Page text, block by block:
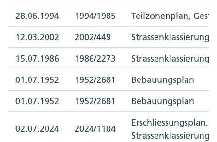
28.06.1994
1994/1985
Teilzonenplan,
12.03.2002
2002/449
15.07.1986
1986/2273
01.07.1952
1952/2681
Bebauungsplan
01.07.1952
1952/2681 Bebauungsplan
02.07.2024 2024/1104
Erschliessungsplan,